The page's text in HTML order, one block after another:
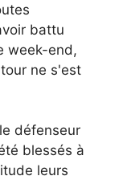
battu
week-end,
ne s'est
défenseur
blessés à
leurs